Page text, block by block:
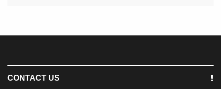
CONTACT US